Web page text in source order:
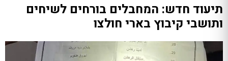
תיעוד חדש: המחבלים בורחים לשיחים
ותושבי קיבוץ בארי חולצו